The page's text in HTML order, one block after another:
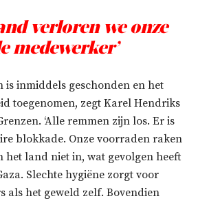
verloren we onze
medewerker’
is inmiddels geschonden en het
toegenomen, zegt Karel Hendriks
‘Alle remmen zijn los. Er is
blokkade. Onze voorraden raken
het land niet in, wat gevolgen heeft
Slechte hygiëne zorgt voor
als het geweld zelf. Bovendien